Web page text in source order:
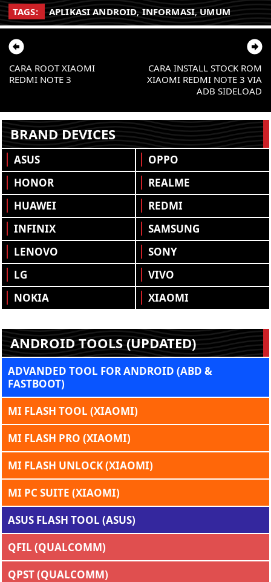
TAGS: APLIKASI ANDROID, INFORMASI, UMUM
CARA INSTALL STOCK ROM
XIAOMI REDMI NOTE 3 VIA
ADB SIDELOAD
CARA ROOT XIAOMI
REDMI NOTE 3
BRAND DEVICES
ASUS
HONOR
HUAWEI
INFINIX
LENOVO
LG
NOKIA
OPPO
REALME
REDMI
SAMSUNG
SONY
VIVO
XIAOMI
ANDROID TOOLS (UPDATED)
ADVANDED TOOL FOR ANDROID (ABD &
FASTBOOT)
MI FLASH TOOL (XIAOMI)
MI FLASH PRO (XIAOMI)
MI FLASH UNLOCK (XIAOMI)
MI PC SUITE (XIAOMI)
ASUS FLASH TOOL (ASUS)
QFIL (QUALCOMM)
QPST (QUALCOMM)